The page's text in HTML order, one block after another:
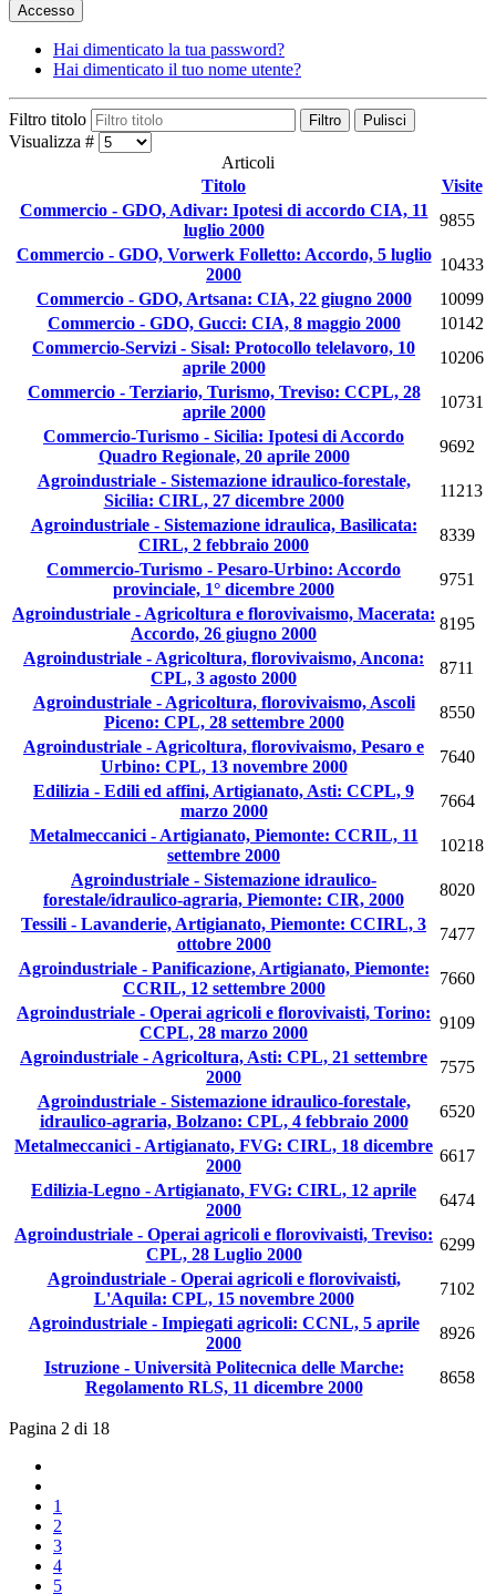
Accesso
Hai dimenticato la tua password?
Hai dimenticato il tuo nome utente?
Filtro titolo Filtro Pulisci
Visualizza #
Articoli
Titolo
Visite
Commercio - GDO, Adivar: Ipotesi di accordo CIA, 11
luglio 2000
9855
Commercio - GDO, Vorwerk Folletto: Accordo, 5 luglio
2000
10433
Commercio - GDO, Artsana: CIA, 22 giugno 2000
10099
Commercio - GDO, Gucci: CIA, 8 maggio 2000
10142
Commercio-Servizi - Sisal: Protocollo telelavoro, 10
aprile 2000
10206
Commercio - Terziario, Turismo, Treviso: CCPL, 28
aprile 2000
10731
Commercio-Turismo - Sicilia: Ipotesi di Accordo
Quadro Regionale, 20 aprile 2000
9692
Agroindustriale - Sistemazione idraulico-forestale,
Sicilia: CIRL, 27 dicembre 2000
11213
Agroindustriale - Sistemazione idraulica, Basilicata:
CIRL, 2 febbraio 2000
8339
Commercio-Turismo - Pesaro-Urbino: Accordo
provinciale, 1° dicembre 2000
9751
Agroindustriale - Agricoltura e florovivaismo, Macerata:
Accordo, 26 giugno 2000
8195
Agroindustriale - Agricoltura, florovivaismo, Ancona:
CPL, 3 agosto 2000
8711
Agroindustriale - Agricoltura, florovivaismo, Ascoli
Piceno: CPL, 28 settembre 2000
8550
Agroindustriale - Agricoltura, florovivaismo, Pesaro e
Urbino: CPL, 13 novembre 2000
7640
Edilizia - Edili ed affini, Artigianato, Asti: CCPL, 9
marzo 2000
7664
Metalmeccanici - Artigianato, Piemonte: CCRIL, 11
settembre 2000
10218
Agroindustriale - Sistemazione idraulico-
forestale/idraulico-agraria, Piemonte: CIR, 2000
8020
Tessili - Lavanderie, Artigianato, Piemonte: CCIRL, 3
ottobre 2000
7477
Agroindustriale - Panificazione, Artigianato, Piemonte:
CCRIL, 12 settembre 2000
7660
Agroindustriale - Operai agricoli e florovivaisti, Torino:
CCPL, 28 marzo 2000
9109
Agroindustriale - Agricoltura, Asti: CPL, 21 settembre
2000
7575
Agroindustriale - Sistemazione idraulico-forestale,
idraulico-agraria, Bolzano: CPL, 4 febbraio 2000
6520
Metalmeccanici - Artigianato, FVG: CIRL, 18 dicembre
2000
6617
Edilizia-Legno - Artigianato, FVG: CIRL, 12 aprile
2000
6474
Agroindustriale - Operai agricoli e florovivaisti, Treviso:
CPL, 28 Luglio 2000
6299
Agroindustriale - Operai agricoli e florovivaisti,
L'Aquila: CPL, 15 novembre 2000
7102
Agroindustriale - Impiegati agricoli: CCNL, 5 aprile
2000
8926
Istruzione - Università Politecnica delle Marche:
Regolamento RLS, 11 dicembre 2000
8658
Pagina 2 di 18
1
2
3
4
5